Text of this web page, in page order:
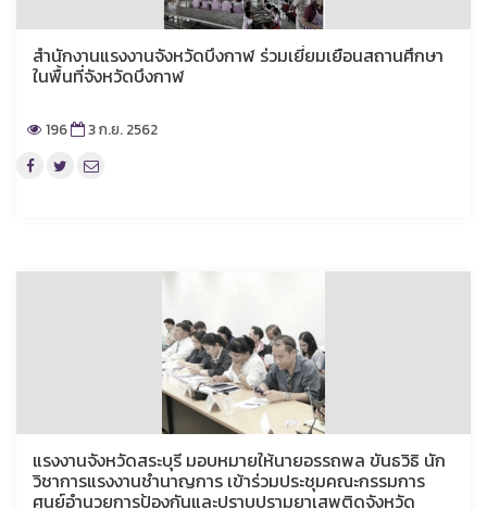
สำนักงานแรงงานจังหวัดบึงกาฬ ร่วมเยี่ยมเยือนสถานศึกษา
ในพื้นที่จังหวัดบึงกาฬ
196 3 ก.ย. 2562
แรงงานจังหวัดสระบุรี มอบหมายให้นายอรรถพล ขันธวิธิ นัก
วิชาการแรงงานชำนาญการ เข้าร่วมประชุมคณะกรรมการ
ศูนย์อำนวยการป้องกันและปราบปรามยาเสพติดจังหวัด